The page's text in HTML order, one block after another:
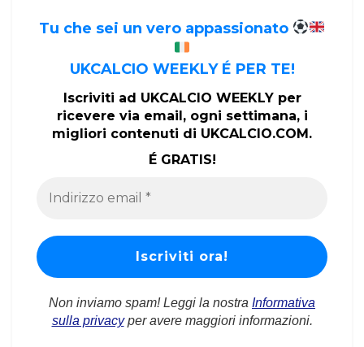
Tu che sei un vero appassionato
UKCALCIO WEEKLY É PER TE!
Iscriviti ad UKCALCIO WEEKLY per
ricevere via email, ogni settimana, i
migliori contenuti di UKCALCIO.COM.
É GRATIS!
Non inviamo spam! Leggi la nostra Informativa
sulla privacyper avere maggiori informazioni.